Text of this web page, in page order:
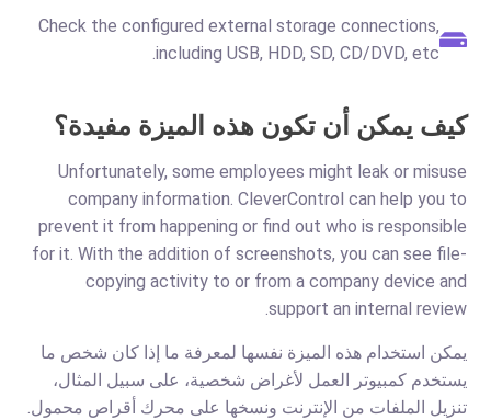
Check the configured external storage connections,
including USB, HDD, SD, CD/DVD, etc.
كيف يمكن أن تكون هذه الميزة مفيدة؟
Unfortunately, some employees might leak or misuse
company information. CleverControl can help you to
prevent it from happening or find out who is responsible
for it. With the addition of screenshots, you can see file-
copying activity to or from a company device and
support an internal review.
يمكن استخدام هذه الميزة نفسها لمعرفة ما إذا كان شخص ما
يستخدم كمبيوتر العمل لأغراض شخصية، على سبيل المثال،
تنزيل الملفات من الإنترنت ونسخها على محرك أقراص محمول.